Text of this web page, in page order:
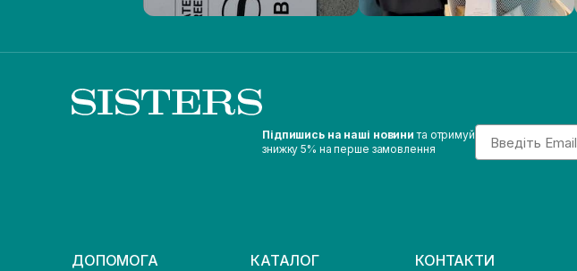
Підпишись на наші новини та отримуй
знижку 5% на перше замовлення
Email
ДОПОМОГА КАТАЛОГ КОНТАКТИ